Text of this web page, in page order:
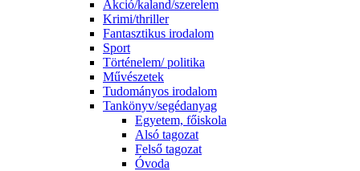
Akció/kaland/szerelem
Krimi/thriller
Fantasztikus irodalom
Sport
Történelem/ politika
Művészetek
Tudományos irodalom
Tankönyv/segédanyag
Egyetem, főiskola
Alsó tagozat
Felső tagozat
Óvoda